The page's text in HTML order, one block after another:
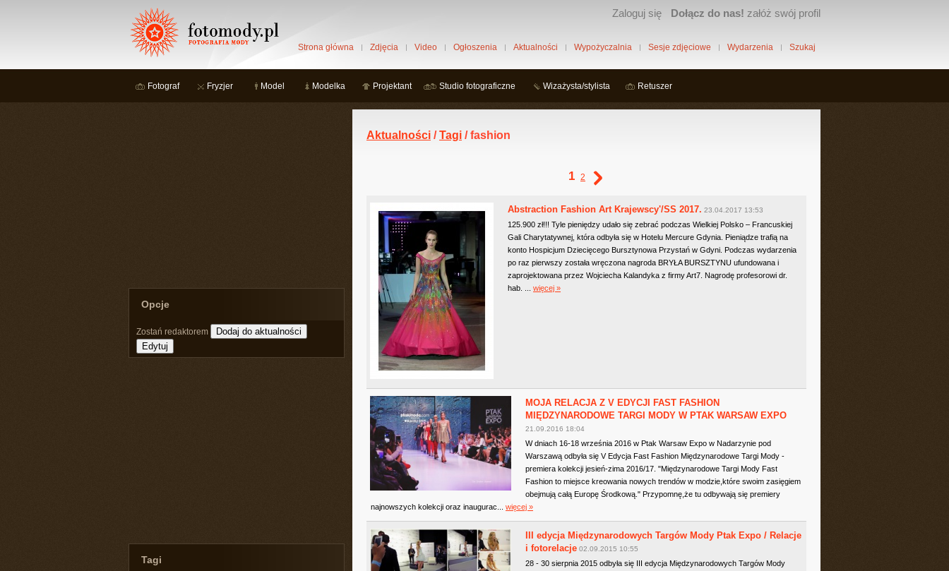
Zaloguj się Dołącz do nas! załóż swój profil
Strona główna Zdjęcia Video Ogłoszenia Aktualności Wypożyczalnia Sesje zdjęciowe Wydarzenia Szukaj
Fotograf Fryzjer Model Modelka Projektant Studio fotograficzne Wizażysta/stylista Retuszer
Opcje
Zostań redaktorem
Tagi
Aktualności /Tagi / fashion
1 2
Abstraction Fashion Art Krajewscy'/SS 2017. 23.04.2017 13:53
125.900 zł!!! Tyle pieniędzy udało się zebrać podczas Wielkiej Polsko – Francuskiej
Gali Charytatywnej, która odbyła się w Hotelu Mercure Gdynia. Pieniądze trafią na
konto Hospicjum Dziecięcego Bursztynowa Przystań w Gdyni. Podczas wydarzenia
po raz pierwszy została wręczona nagroda BRYŁA BURSZTYNU ufundowana i
zaprojektowana przez Wojciecha Kalandyka z firmy Art7. Nagrodę profesorowi dr.
hab. ... więcej »
MOJA RELACJA Z V EDYCJI FAST FASHION
MIĘDZYNARODOWE TARGI MODY W PTAK WARSAW EXPO
21.09.2016 18:04
W dniach 16-18 września 2016 w Ptak Warsaw Expo w Nadarzynie pod
Warszawą odbyła się V Edycja Fast Fashion Międzynarodowe Targi Mody -
premiera kolekcji jesień-zima 2016/17. "Międzynarodowe Targi Mody Fast
Fashion to miejsce kreowania nowych trendów w modzie,które swoim zasięgiem
obejmują całą Europę Środkową." Przypomnę,że tu odbywają się premiery
najnowszych kolekcji oraz inaugurac... więcej »
III edycja Międzynarodowych Targów Mody Ptak Expo / Relacje
i fotorelacje 02.09.2015 10:55
28 - 30 sierpnia 2015 odbyła się III edycja Międzynarodowych Targów Mody